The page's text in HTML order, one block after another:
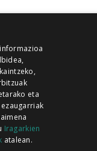
GUKA
eta
Iragarkien
atalean.